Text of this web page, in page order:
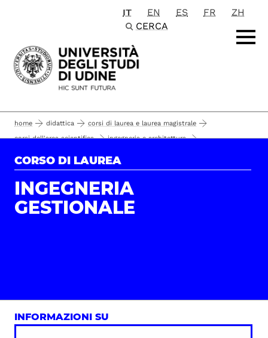
Passa al contenuto principale
IT EN ES FR
ZH
CERCA
home didattica
corsi di laurea e laurea magistrale
corsi dell'area scientifica
ingegneria e architettura
corsi di laurea ingegneria gestionale
CORSO DI LAUREA
INGEGNERIA
GESTIONALE
INFORMAZIONI SU